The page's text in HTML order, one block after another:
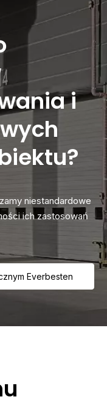
i
niestandardowe
ich zastosowań
Everbesten